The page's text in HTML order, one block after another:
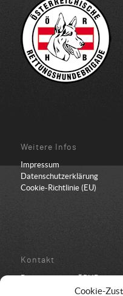
Cookie-
Weitere Infos
Impressum
Datenschutzerklärung
Cookie-Richtlinie (EU)
Kontakt
Bundesbüro der ÖRHB
Schulstraße 443